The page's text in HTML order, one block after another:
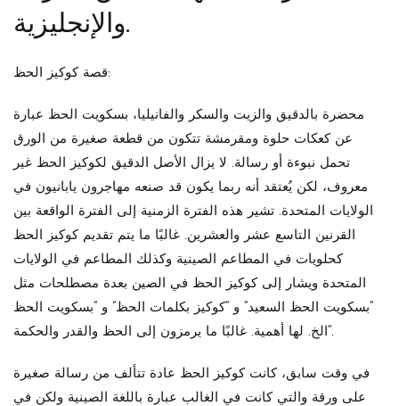
والإنجليزية.
قصة كوكيز الحظ:
محضرة بالدقيق والزيت والسكر والفانيليا، بسكويت الحظ عبارة
عن كعكات حلوة ومقرمشة تتكون من قطعة صغيرة من الورق
تحمل نبوءة أو رسالة. لا يزال الأصل الدقيق لكوكيز الحظ غير
معروف، لكن يُعتقد أنه ربما يكون قد صنعه مهاجرون يابانيون في
الولايات المتحدة. تشير هذه الفترة الزمنية إلى الفترة الواقعة بين
القرنين التاسع عشر والعشرين. غالبًا ما يتم تقديم كوكيز الحظ
كحلويات في المطاعم الصينية وكذلك المطاعم في الولايات
المتحدة ويشار إلى كوكيز الحظ في الصين بعدة مصطلحات مثل
“بسكويت الحظ السعيد” و “كوكيز بكلمات الحظ” و “بسكويت الحظ
“الخ. لها أهمية. غالبًا ما يرمزون إلى الحظ والقدر والحكمة.
في وقت سابق، كانت كوكيز الحظ عادة تتألف من رسالة صغيرة
على ورقة والتي كانت في الغالب عبارة باللغة الصينية ولكن في